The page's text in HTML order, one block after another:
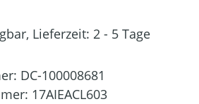
Lieferzeit: 2 - 5 Tage
DC-100008681
17AIEACL603